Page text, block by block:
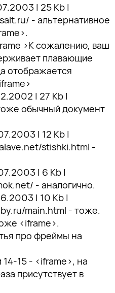
| 25 Kb |
- альтернативное
>К сожалению, ваш
плавающие
отображается
| 27 Kb |
обычный документ
| 12 Kb |
stishki.html -
| 6 Kb |
- аналогично.
| 10 Kb |
main.html - тоже.
<iframe>.
про фреймы на
15 - <iframe>, на
присутствует в